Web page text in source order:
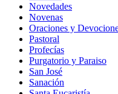
Novedades
Novenas
Oraciones y
Pastoral
Profecías
Purgatorio y Paraiso
San José
Sanación